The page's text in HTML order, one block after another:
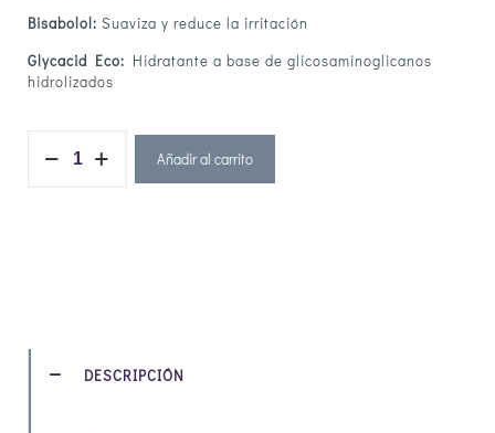
Bisabolol: Suaviza y reduce la irritación
Glycacid Eco: Hidratante a base de glicosaminoglicanos
hidrolizados
Añadir al carrito
DESCRIPCIÓN